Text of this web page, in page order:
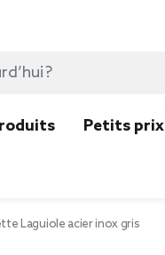
Petits prix
Laguiole acier inox gris